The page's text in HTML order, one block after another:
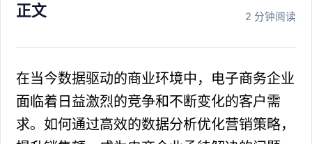
正文 2 分钟阅读
在当今数据驱动的商业环境中，电子商务企业
面临着日益激烈的竞争和不断变化的客户需
求。如何通过高效的数据分析优化营销策略，